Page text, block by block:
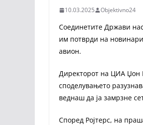
10.03.2025 Objektivno24
Соединетите Држави
им потврди на
авион.
Директорот на ЦИА Џон
споделувањето
веднаш да ја замрзне
Според Ројтерс, на